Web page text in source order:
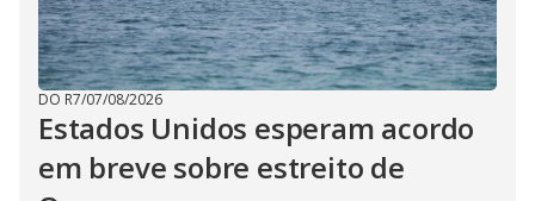
DO R7/07/08/2026
Estados Unidos esperam acordo
em breve sobre estreito de